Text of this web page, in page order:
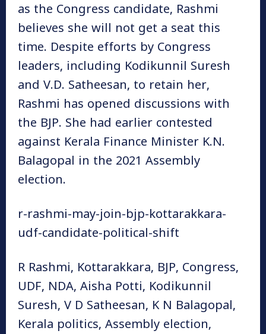
as the Congress candidate, Rashmi
believes she will not get a seat this
time. Despite efforts by Congress
leaders, including Kodikunnil Suresh
and V.D. Satheesan, to retain her,
Rashmi has opened discussions with
the BJP. She had earlier contested
against Kerala Finance Minister K.N.
Balagopal in the 2021 Assembly
election.
r-rashmi-may-join-bjp-kottarakkara-
udf-candidate-political-shift
R Rashmi, Kottarakkara, BJP, Congress,
UDF, NDA, Aisha Potti, Kodikunnil
Suresh, V D Satheesan, K N Balagopal,
Kerala politics, Assembly election,